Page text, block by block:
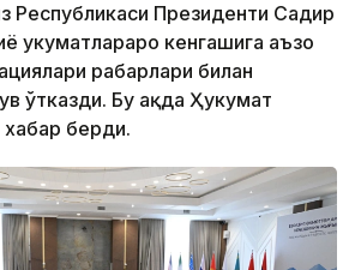
Республикаси Президенти Садир
ҳукуматлараро кенгашига аъзо
раҳбарлари билан
ўтказди. Бу ҳақда Ҳукумат
берди.